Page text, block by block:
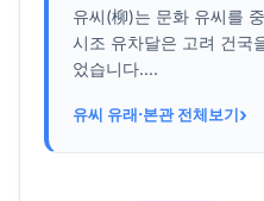
유씨(柳)는 문화 유씨를
시조 유차달은 고려 건국
었습니다....
유씨 유래·본관 전체보기›